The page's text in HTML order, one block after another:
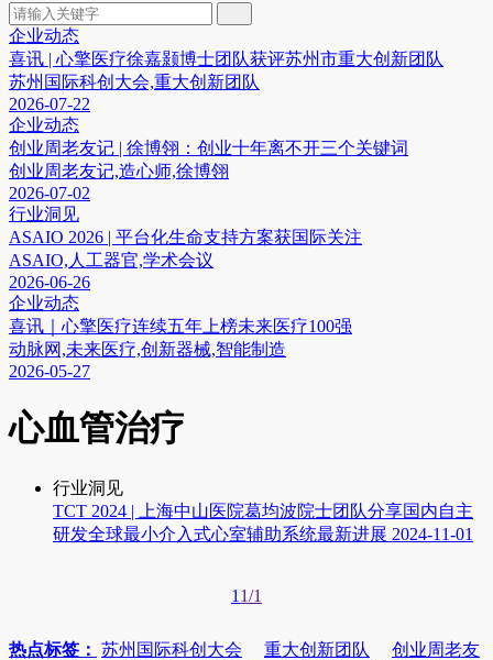
企业动态
喜讯 | 心擎医疗徐嘉颢博士团队获评苏州市重大创新团队
苏州国际科创大会,重大创新团队
2026-07-22
企业动态
创业周老友记 | 徐博翎：创业十年离不开三个关键词
创业周老友记,造心师,徐博翎
2026-07-02
行业洞见
ASAIO 2026 | 平台化生命支持方案获国际关注
ASAIO,人工器官,学术会议
2026-06-26
企业动态
喜讯｜心擎医疗连续五年上榜未来医疗100强
动脉网,未来医疗,创新器械,智能制造
2026-05-27
心血管治疗
行业洞见
TCT 2024 | 上海中山医院葛均波院士团队分享国内自主
研发全球最小介入式心室辅助系统最新进展 2024-11-01
1 1/1
热点标签： 苏州国际科创大会 重大创新团队
创业周老友